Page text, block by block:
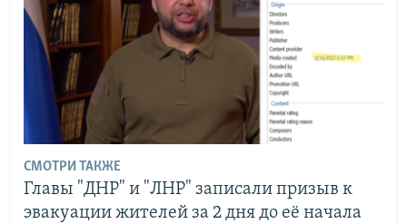
СМОТРИ ТАКЖЕ
Главы "ДНР" и "ЛНР" записали призыв к
эвакуации жителей за 2 дня до её начала